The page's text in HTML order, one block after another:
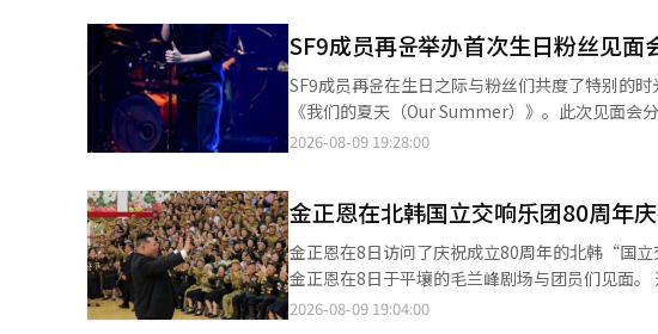
争议。专家指出，减少社会服务人员或艺术、体
成为根本解决方案。必须摆脱以兵力人数为中心
例、重整常备军规模等常备军事力量的质的重塑
及进行技术密集型的军队结构改革，这些都是国
无人先进武器系统的扩充，以及以专业干部为中
冷战格局固化，朝鲜持续以导弹和核武器进行挑
安全威胁下，兵力供给的失调直接关系到国家生
边大国军备扩张和军事紧张达到顶峰的情况下，
防部或兵务厅的行政任务，更是需要社会共识和
中，必须不拘泥于眼前的选票或权宜之计，将韩
队。” 准备决赛的过程并不顺利。原本准备的曲
合今年音乐节的主题‘青春’。金智宇解释道：“
年是花开青少年音乐节的第五届，SK宽带自
年创作者。今年共有142支队伍参赛，竞争率达
们经历了两轮预选，并参加了音乐营，体验了从
元浩也表达了他的梦想：“我想成为一个能让人
示：“我衷心祝贺获奖的青少年们，并强调我们
人工智能（AI）系统翻译与编辑。
SF9成员再윤举办首次生日粉丝见面
SF9成员再윤在生日之际与粉丝们共度了特别的时光。 再윤于8月8日在首尔的예림당艺术厅举办了生日粉
《我们的夏天（Our Summer）》。此次见面会
同时也是庆祝生日的重要时刻。 当天，再윤通过多种环节与粉丝们亲密互动，包括进行“再윤的选择”的平衡游戏、
SF9的队长英彬和最小的成员灿熙在通话中意外出现在
的配合完成了丰富的曲目单。在演唱多首翻唱歌
（Take you to the Moon）》。他以柔和的音色、
环节中，生日蛋糕的准备让现场气氛温馨。再윤
SF9的收录曲《无重力》和《转来转去（Round And
2026-08-09 19:28:00
金正恩在北韩国立交响乐团80周年
金正恩在8日访问了庆祝成立80周年的北韩“国
金正恩在8日于平壤的毛兰峰剧场与团员们见面
作者、艺术家的自豪感，温暖地将他们拥入怀中
2026-08-09 19:04:00